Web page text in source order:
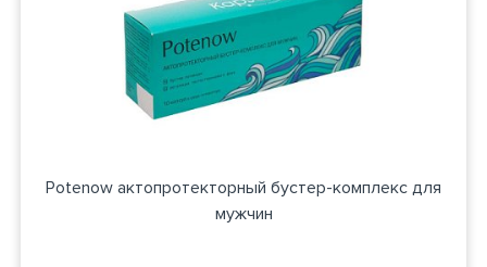
Potenow актопротекторный бустер-комплекс для
мужчин